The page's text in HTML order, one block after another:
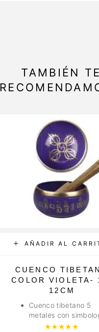
TAMBIÉN TE
AÑADIR AL
CUENCO
COLOR VIOLETA-
12CM
Cuenco tibetano 5
metales con